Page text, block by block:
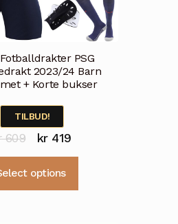
PSG
2023/24 Barn
+ Korte bukser
TILBUD!
609
Opprinnelig
pris
var:
kr419Nåværende
pris
options